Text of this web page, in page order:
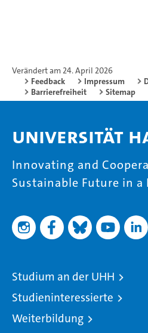
Verändert am 24. April 2026
Feedback
Impressum
Barrierefreiheit
Sitemap
Universität
Innovating and
Sustainable Future in a
Studium an der UHH
Studieninteressierte
Weiterbildung